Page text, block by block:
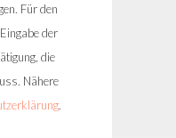
Für den
der
die
Nähere
.